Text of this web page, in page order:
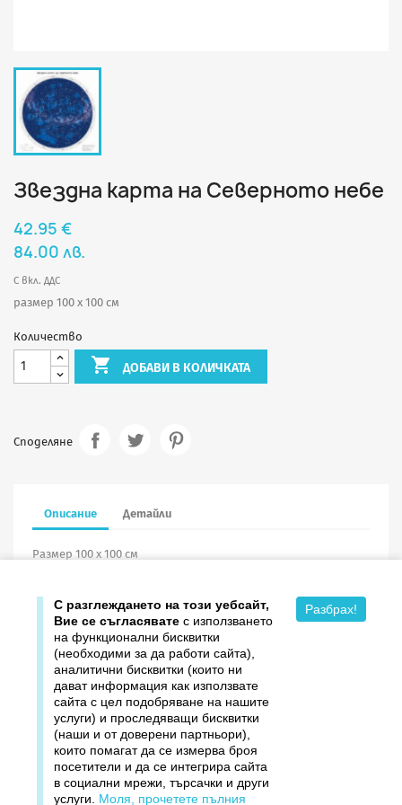
Звездна карта на Северното небе
42.95 €
84.00 лв.
С вкл. ДДС
размер 100 х 100 см
Количество
 ДОБАВИ В КОЛИЧКАТА
Споделяне
Описание Детайли
Размер 100 х 100 см
Продукти
Издателство ДОМИНО
С разглеждането на този уебсайт,
Вие се съгласявате с използването
на функционални бисквитки
(необходими за да работи сайта),
аналитични бисквитки (които ни
дават информация как използвате
сайта с цел подобряване на нашите
услуги) и проследяващи бисквитки
(наши и от доверени партньори),
които помагат да се измерва броя
посетители и да се интегрира сайта
в социални мрежи, търсачки и други
услуги.
Моля, прочетете пълния
Разбрах!